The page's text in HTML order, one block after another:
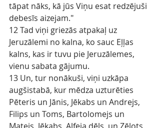
tāpat nāks, kā jūs Viņu esat redzējuši
debesīs aizejam."
12 Tad viņi griezās atpakaļ uz
Jeruzālemi no kalna, ko sauc Eļļas
kalns, kas ir tuvu pie Jeruzālemes,
vienu sabata gājumu.
13 Un, tur nonākuši, viņi uzkāpa
augšistabā, kur mēdza uzturēties
Pēteris un Jānis, Jēkabs un Andrejs,
Filips un Toms, Bartolomejs un